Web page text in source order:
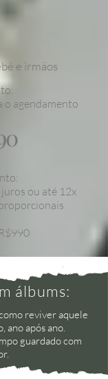
e irmãos
o agendamento
juros ou até 12x
álbums:
reviver aquele
ano após ano.
guardado com